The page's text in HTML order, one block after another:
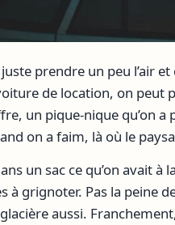
prendre un peu l’air
de location, on peut
un pique-nique qu’on a
on a faim, là où le
un sac ce qu’on avait
à grignoter. Pas la peine
aussi.